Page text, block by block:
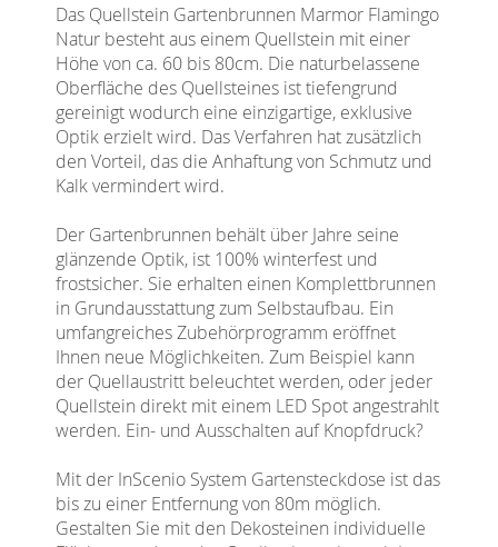
Das Quellstein Gartenbrunnen Marmor Flamingo
Natur besteht aus einem Quellstein mit einer
Höhe von ca. 60 bis 80cm. Die naturbelassene
Oberfläche des Quellsteines ist tiefengrund
gereinigt wodurch eine einzigartige, exklusive
Optik erzielt wird. Das Verfahren hat zusätzlich
den Vorteil, das die Anhaftung von Schmutz und
Kalk vermindert wird.
Der Gartenbrunnen behält über Jahre seine
glänzende Optik, ist 100% winterfest und
frostsicher. Sie erhalten einen Komplettbrunnen
in Grundausstattung zum Selbstaufbau. Ein
umfangreiches Zubehörprogramm eröffnet
Ihnen neue Möglichkeiten. Zum Beispiel kann
der Quellaustritt beleuchtet werden, oder jeder
Quellstein direkt mit einem LED Spot angestrahlt
werden. Ein- und Ausschalten auf Knopfdruck?
Mit der InScenio System Gartensteckdose ist das
bis zu einer Entfernung von 80m möglich.
Gestalten Sie mit den Dekosteinen individuelle